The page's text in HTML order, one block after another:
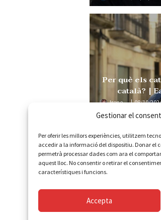
Gestionar el
Per oferir les millors experiències, utilitzem
accedir a la informació del dispositiu. Donar el
permetrà processar dades com ara el
aquest lloc. No consentir o retirar el
característiques i funcions.
Accepta
Per què els
català? |
Irene 08/10/